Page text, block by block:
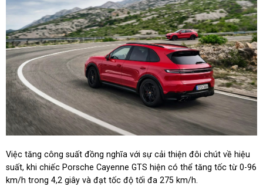
Việc tăng công suất đồng nghĩa với sự cải thiện đôi chút về hiệu
suất, khi chiếc Porsche Cayenne GTS hiện có thể tăng tốc từ 0-96
km/h trong 4,2 giây và đạt tốc độ tối đa 275 km/h.